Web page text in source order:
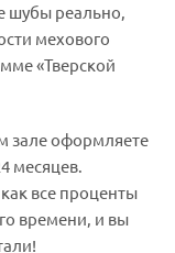
шубы реально,
мехового
«Тверской
зале оформляете
месяцев.
все проценты
времени, и вы